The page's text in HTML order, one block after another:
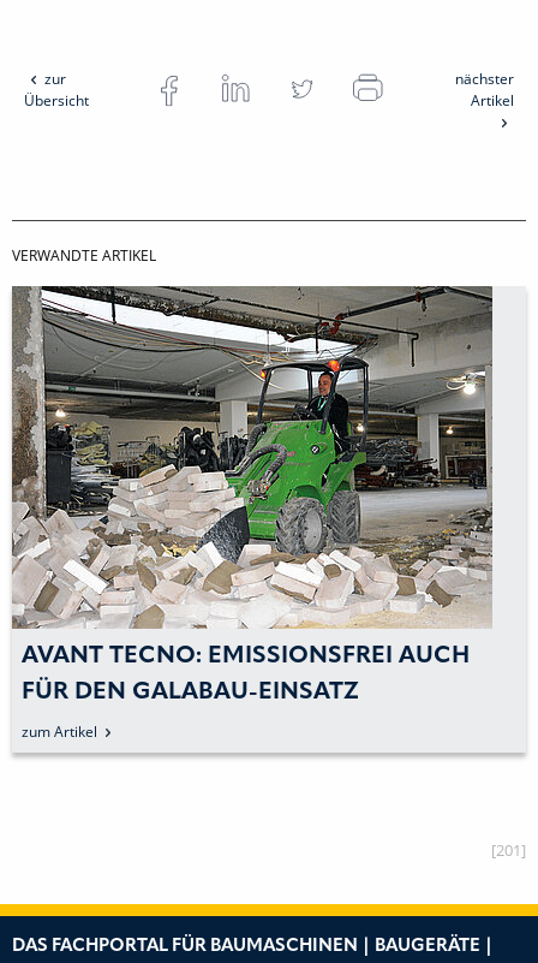
zur
Übersicht
nächster
Artikel
VERWANDTE ARTIKEL
AVANT TECNO: EMISSIONSFREI AUCH
FÜR DEN GALABAU-EINSATZ
zum Artikel
[201]
DAS FACHPORTAL FÜR BAUMASCHINEN | BAUGERÄTE |